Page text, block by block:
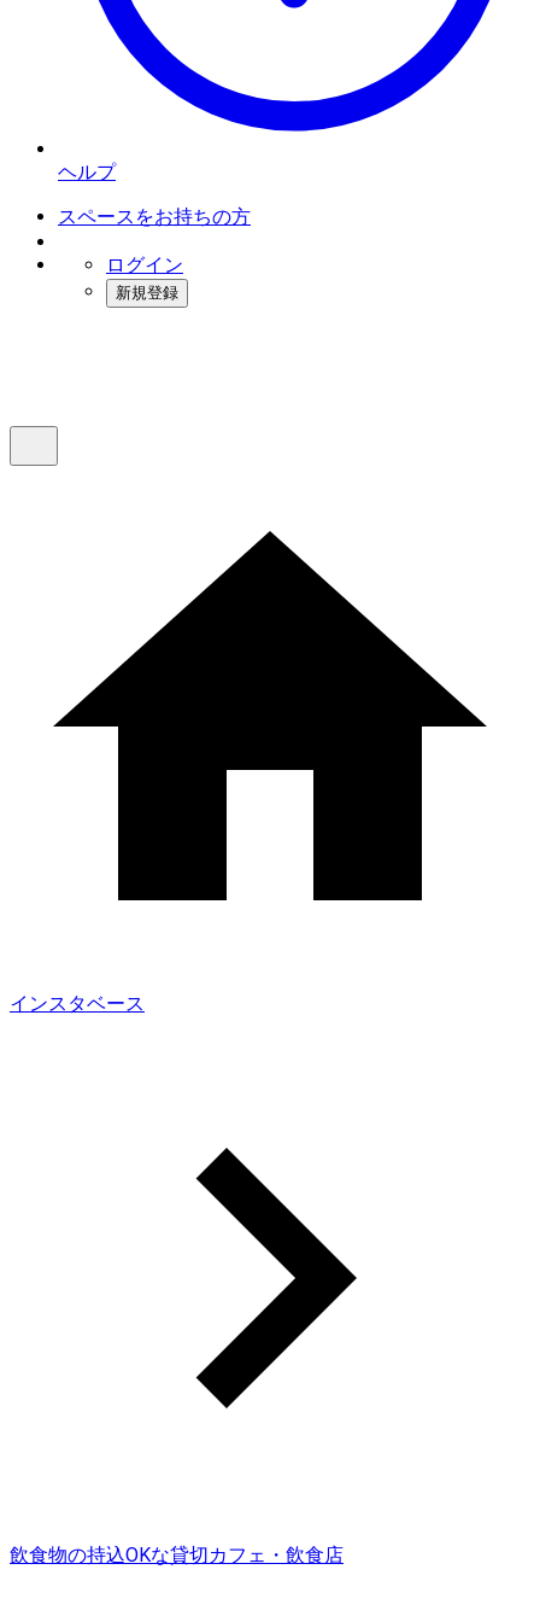
ヘルプ
スペースをお持ちの方
ログイン
新規登録
インスタベース
飲食物の持込OKな貸切カフェ・飲食店